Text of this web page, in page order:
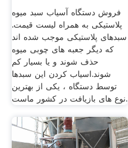
فروش دستگاه آسیاب سبد میوه
پلاستیکی به همراه لیست قیمت.
سبدهای پلاستیکی موجب شده اند
که دیگر جعبه های چوبی میوه
حذف شوند و یا بسیار کم
شوند.اسیاب کردن این سبدها
توسط دستگاه ، یکی از بهترین
نوع های بازیافت در کشور ماست.